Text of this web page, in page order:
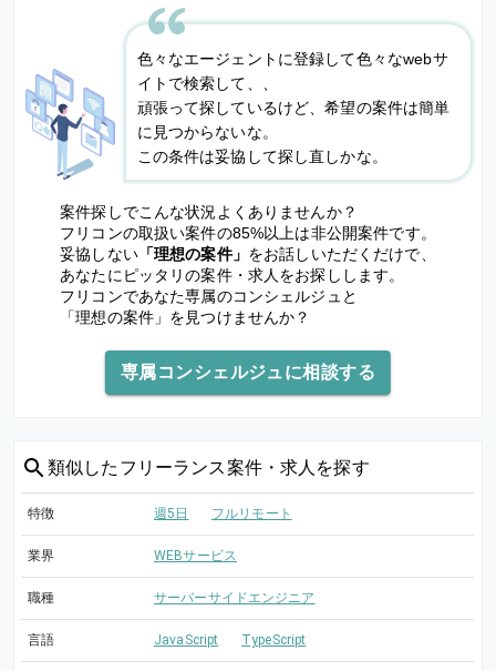
色々なエージェントに登録して色々なwebサ
イトで検索して、、
頑張って探しているけど、希望の案件は簡単
に見つからないな。
この条件は妥協して探し直しかな。
案件探しでこんな状況よくありませんか？
フリコンの取扱い案件の85%以上は非公開案件です。
妥協しない「理想の案件」 をお話しいただくだけで、
あなたにピッタリの案件・求人をお探しします。
フリコンであなた専属のコンシェルジュと
「理想の案件」を見つけませんか？
専属コンシェルジュに相談する
類似した フリーランス案件・求人を探す
特徴 週5日 フルリモート
業界 WEBサービス
職種 サーバーサイドエンジニア
言語 JavaScript TypeScript